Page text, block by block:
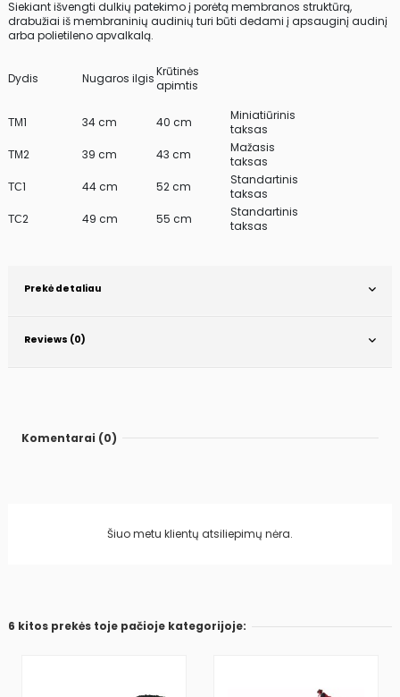
Siekiant išvengti dulkių patekimo į porėtą membranos struktūrą,
drabužiai iš membraninių audinių turi būti dedami į apsauginį audinį
arba polietileno apvalkalą.
Dydis Nugaros ilgisKrūtinės
apimtis
ТМ1 34 cm 40 cm
Miniatiūrinis
taksas
ТМ2
39 cm 43 cm
Mažasis
taksas
ТС1
44 cm 52 cm
Standartinis
taksas
ТС2
49 cm 55 cm
Standartinis
taksas
Prekė detaliau
Reviews (0)
Komentarai (0)
Šiuo metu klientų atsiliepimų nėra.
6 kitos prekės toje pačioje kategorijoje: